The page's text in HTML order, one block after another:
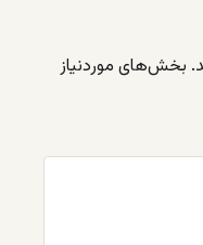
بخش‌های موردنیاز